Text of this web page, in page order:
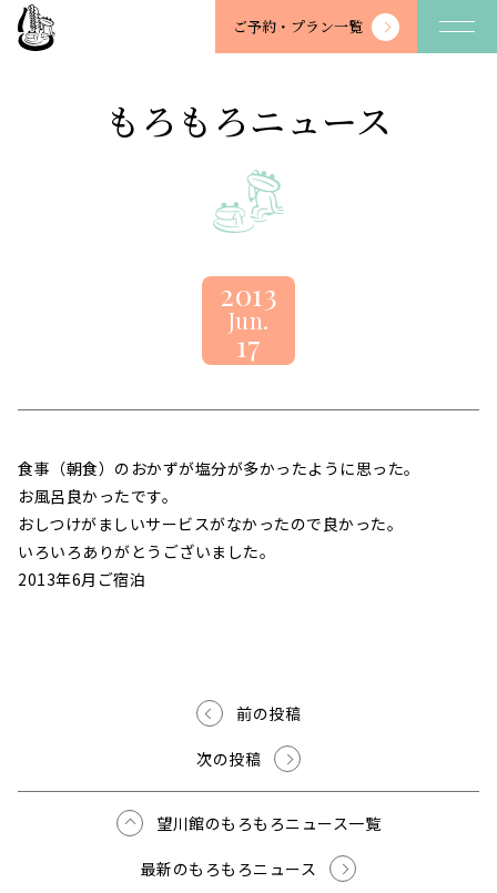
望
川
ご予約・ プラン一覧
もろもろニュース
2013
Jun.
17
食事（朝食）のおかずが塩分が多かったように思った。
お風呂良かったです。
おしつけがましいサービスがなかったので良かった。
いろいろありがとうございました。
2013年6月ご宿泊
前の投稿
次の投稿
望川館のもろもろニュース一覧
最新のもろもろニュース